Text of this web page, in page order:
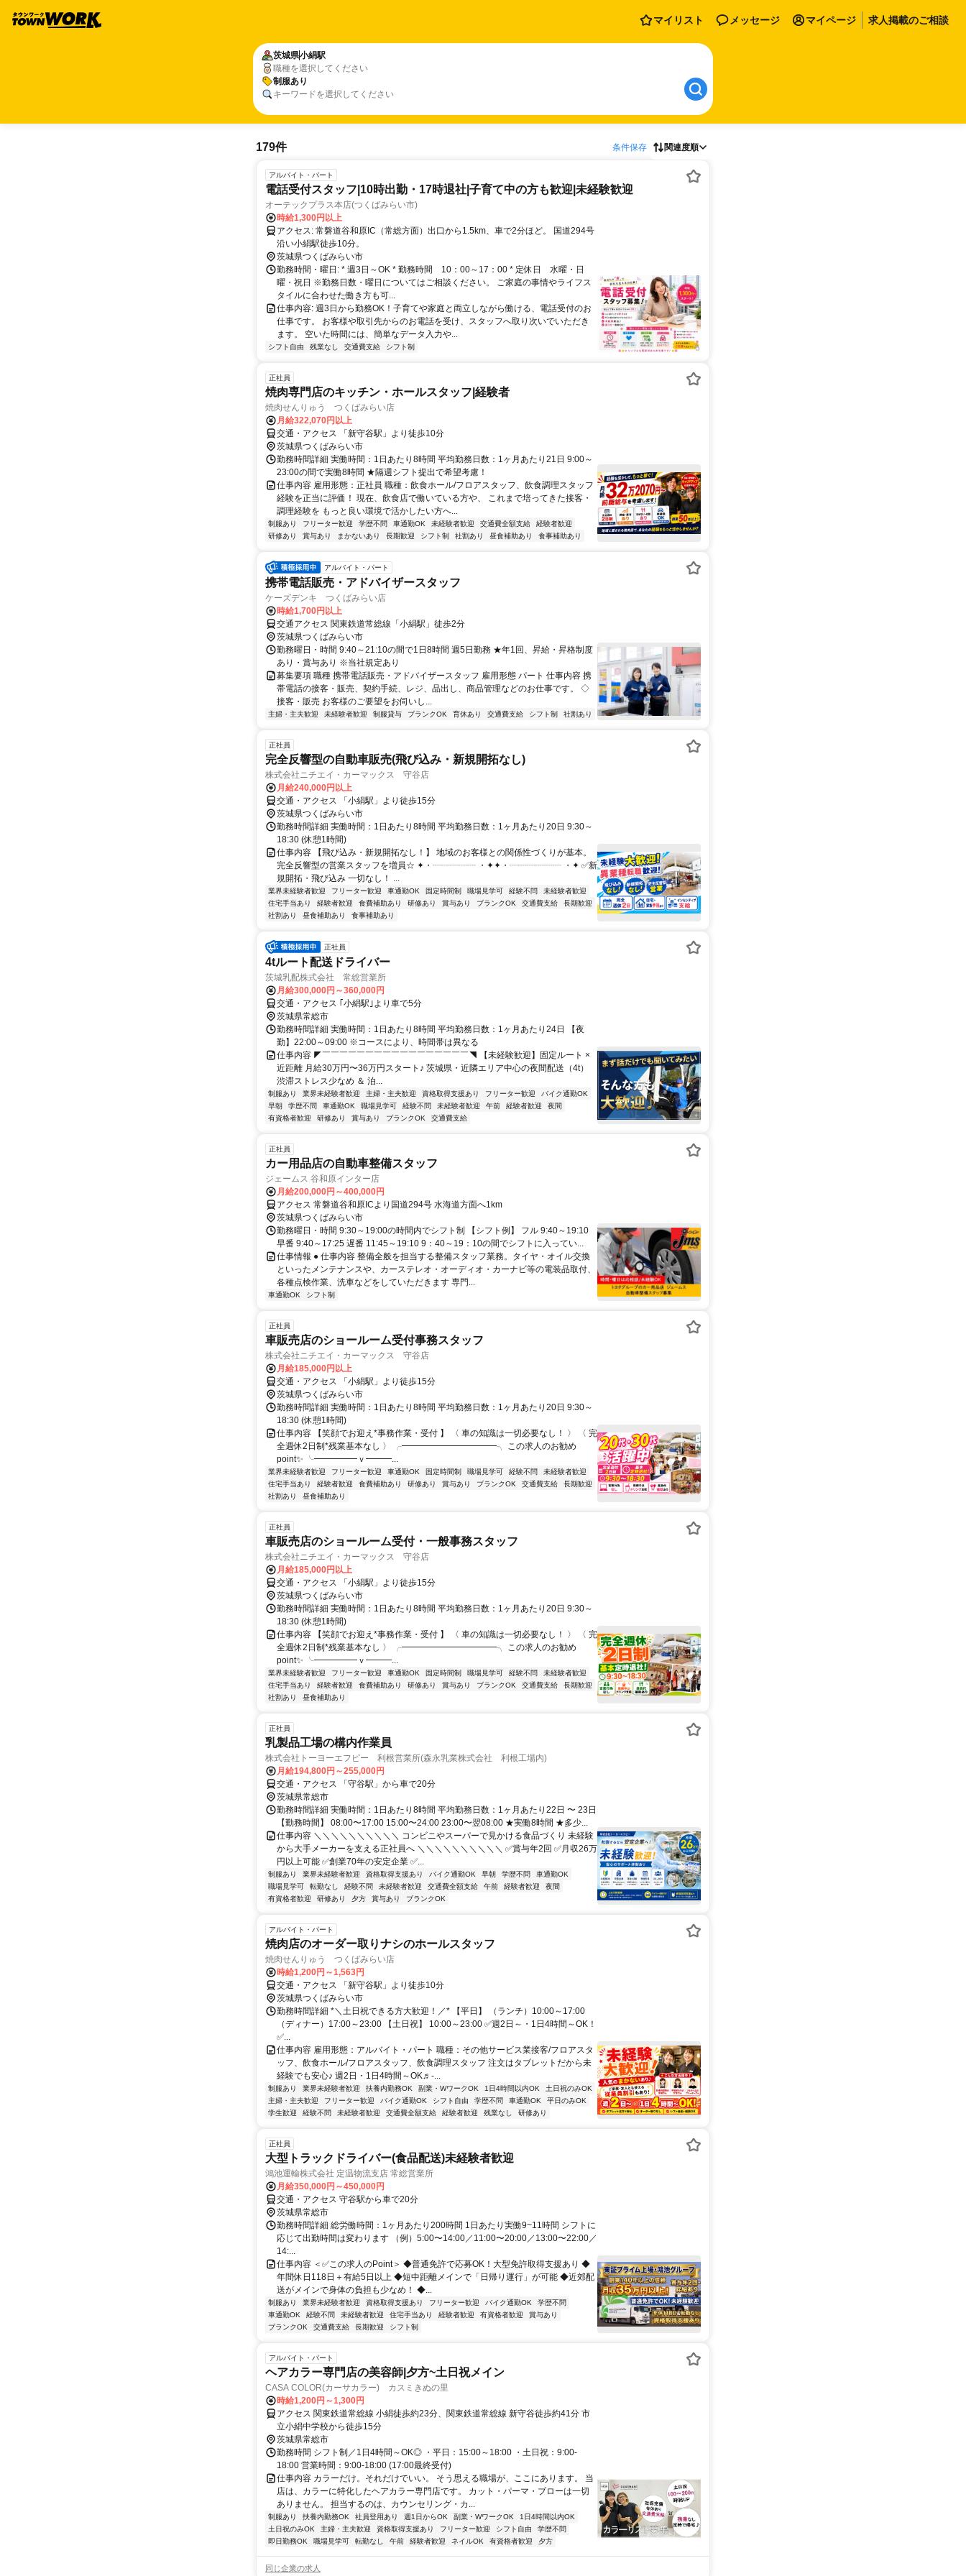
マイリスト メッセージ マイページ 求人掲載のご相談
茨城県小絹駅
職種を選択してください
制服あり
キーワードを選択してください
179件 条件保存 関連度順
アルバイト・パート
電話受付スタッフ|10時出勤・17時退社|子育て中の方も歓迎|未経験歓迎
オーテックプラス本店(つくばみらい市)
時給1,300円以上
アクセス: 常磐道谷和原IC（常総方面）出口から1.5km、車で2分ほど。 国道294号
沿い小絹駅徒歩10分。
茨城県つくばみらい市
勤務時間・曜日: * 週3日～OK * 勤務時間 10：00～17：00 * 定休日 水曜・日
曜・祝日 ※勤務日数・曜日についてはご相談ください。 ご家庭の事情やライフス
タイルに合わせた働き方も可...
仕事内容: 週3日から勤務OK！子育てや家庭と両立しながら働ける、電話受付のお
仕事です。 お客様や取引先からのお電話を受け、スタッフへ取り次いでいただき
ます。 空いた時間には、簡単なデータ入力や...
シフト自由 残業なし 交通費支給 シフト制
正社員
焼肉専門店のキッチン・ホールスタッフ|経験者
焼肉せんりゅう つくばみらい店
月給322,070円以上
交通・アクセス 「新守谷駅」より徒歩10分
茨城県つくばみらい市
勤務時間詳細 実働時間：1日あたり8時間 平均勤務日数：1ヶ月あたり21日 9:00～
23:00の間で実働8時間 ★隔週シフト提出で希望考慮！
仕事内容 雇用形態：正社員 職種：飲食ホール/フロアスタッフ、飲食調理スタッフ
経験を正当に評価！ 現在、飲食店で働いている方や、 これまで培ってきた接客・
調理経験を もっと良い環境で活かしたい方へ...
制服あり フリーター歓迎 学歴不問 車通勤OK 未経験者歓迎 交通費全額支給
経験者歓迎
研修あり
賞与あり まかないあり 長期歓迎 シフト制 社割あり 昼食補助あり 食事補助あり
アルバイト・パート
携帯電話販売・アドバイザースタッフ
ケーズデンキ つくばみらい店
時給1,700円以上
交通アクセス 関東鉄道常総線「小絹駅」徒歩2分
茨城県つくばみらい市
勤務曜日・時間 9:40～21:10の間で1日8時間 週5日勤務 ★年1回、昇給・昇格制度
あり・賞与あり ※当社規定あり
募集要項 職種 携帯電話販売・アドバイザースタッフ 雇用形態 パート 仕事内容 携
帯電話の接客・販売、契約手続、レジ、品出し、商品管理などのお仕事です。 ◇
接客・販売 お客様のご要望をお伺いし...
主婦・主夫歓迎 未経験者歓迎 制服貸与 ブランクOK 育休あり 交通費支給 シフト制 社割あり
正社員
完全反響型の自動車販売(飛び込み・新規開拓なし)
株式会社ニチエイ・カーマックス 守谷店
月給240,000円以上
交通・アクセス 「小絹駅」より徒歩15分
茨城県つくばみらい市
勤務時間詳細 実働時間：1日あたり8時間 平均勤務日数：1ヶ月あたり20日 9:30～
18:30 (休憩1時間)
仕事内容 【飛び込み・新規開拓なし！】 地域のお客様との関係性づくりが基本。
完全反響型の営業スタッフを増員☆ ✦・┈┈┈┈┈ ・✦✦・┈┈┈┈┈┈ ・✦ ✅新
規開拓・飛び込み 一切なし！ ...
業界未経験者歓迎 フリーター歓迎 車通勤OK 固定時間制 職場見学可 経験不問
未経験者歓迎
住宅手当あり
経験者歓迎 食費補助あり 研修あり 賞与あり ブランクOK 交通費支給
長期歓迎
社割あり
昼食補助あり 食事補助あり
正社員
4tルート配送ドライバー
茨城乳配株式会社 常総営業所
月給300,000円～360,000円
交通・アクセス ｢小絹駅｣より車で5分
茨城県常総市
勤務時間詳細 実働時間：1日あたり8時間 平均勤務日数：1ヶ月あたり24日 【夜
勤】22:00～09:00 ※コースにより、時間帯は異なる
仕事内容 ◤￣￣￣￣￣￣￣￣￣￣￣￣￣￣￣￣￣◥ 【未経験歓迎】固定ルート ×
近距離 月給30万円〜36万円スタート♪ 茨城県・近隣エリア中心の夜間配送（4t）
渋滞ストレス少なめ ＆ 泊...
制服あり 業界未経験者歓迎 主婦・主夫歓迎 資格取得支援あり フリーター歓迎
バイク通勤OK
早朝
学歴不問 車通勤OK 職場見学可 経験不問 未経験者歓迎 午前 経験者歓迎
夜間
有資格者歓迎
研修あり 賞与あり ブランクOK 交通費支給
正社員
カー用品店の自動車整備スタッフ
ジェームス 谷和原インター店
月給200,000円～400,000円
アクセス 常磐道谷和原ICより国道294号 水海道方面へ1km
茨城県つくばみらい市
勤務曜日・時間 9:30～19:00の時間内でシフト制 【シフト例】 フル 9:40～19:10
早番 9:40～17:25 遅番 11:45～19:10 9：40～19：10の間でシフトに入ってい...
仕事情報 ● 仕事内容 整備全般を担当する整備スタッフ業務。タイヤ・オイル交換
といったメンテナンスや、カーステレオ・オーディオ・カーナビ等の電装品取付、
各種点検作業、洗車などをしていただきます 専門...
車通勤OK シフト制
正社員
車販売店のショールーム受付事務スタッフ
株式会社ニチエイ・カーマックス 守谷店
月給185,000円以上
交通・アクセス 「小絹駅」より徒歩15分
茨城県つくばみらい市
勤務時間詳細 実働時間：1日あたり8時間 平均勤務日数：1ヶ月あたり20日 9:30～
18:30 (休憩1時間)
仕事内容 【笑顔でお迎え*事務作業・受付 】 〈 車の知識は一切必要なし！ 〉 〈 完
全週休2日制*残業基本なし 〉 ╭━━━━━━━━━━━╮ この求人のお勧め
point✨ ╰━━━━━ｖ━━━...
業界未経験者歓迎 フリーター歓迎 車通勤OK 固定時間制 職場見学可 経験不問
未経験者歓迎
住宅手当あり
経験者歓迎 食費補助あり 研修あり 賞与あり ブランクOK 交通費支給
長期歓迎
社割あり
昼食補助あり
正社員
車販売店のショールーム受付・一般事務スタッフ
株式会社ニチエイ・カーマックス 守谷店
月給185,000円以上
交通・アクセス 「小絹駅」より徒歩15分
茨城県つくばみらい市
勤務時間詳細 実働時間：1日あたり8時間 平均勤務日数：1ヶ月あたり20日 9:30～
18:30 (休憩1時間)
仕事内容 【笑顔でお迎え*事務作業・受付 】 〈 車の知識は一切必要なし！ 〉 〈 完
全週休2日制*残業基本なし 〉 ╭━━━━━━━━━━━╮ この求人のお勧め
point✨ ╰━━━━━ｖ━━━...
業界未経験者歓迎 フリーター歓迎 車通勤OK 固定時間制 職場見学可 経験不問
未経験者歓迎
住宅手当あり
経験者歓迎 食費補助あり 研修あり 賞与あり ブランクOK 交通費支給
長期歓迎
社割あり
昼食補助あり
正社員
乳製品工場の構内作業員
株式会社トーヨーエフピー 利根営業所(森永乳業株式会社 利根工場内)
月給194,800円～255,000円
交通・アクセス 「守谷駅」から車で20分
茨城県常総市
勤務時間詳細 実働時間：1日あたり8時間 平均勤務日数：1ヶ月あたり22日 〜 23日
【勤務時間】 08:00〜17:00 15:00〜24:00 23:00〜翌08:00 ★実働8時間 ★多少...
仕事内容 ＼＼＼＼＼＼＼＼＼＼ コンビニやスーパーで見かける食品づくり 未経験
から大手メーカーを支える正社員へ ＼＼＼＼＼＼＼＼＼＼ ✅賞与年2回 ✅月収26万
円以上可能 ✅創業70年の安定企業 ✅...
制服あり 業界未経験者歓迎 資格取得支援あり バイク通勤OK 早朝 学歴不問
車通勤OK
職場見学可
転勤なし 経験不問 未経験者歓迎 交通費全額支給 午前 経験者歓迎
夜間
有資格者歓迎
研修あり 夕方 賞与あり ブランクOK
アルバイト・パート
焼肉店のオーダー取りナシのホールスタッフ
焼肉せんりゅう つくばみらい店
時給1,200円～1,563円
交通・アクセス 「新守谷駅」より徒歩10分
茨城県つくばみらい市
勤務時間詳細 *＼土日祝できる方大歓迎！／* 【平日】 （ランチ）10:00～17:00
（ディナー）17:00～23:00 【土日祝】 10:00～23:00 ✅週2日～・1日4時間～OK！
✅...
仕事内容 雇用形態：アルバイト・パート 職種：その他サービス業接客/フロアスタ
ッフ、飲食ホール/フロアスタッフ、飲食調理スタッフ 注文はタブレットだから未
経験でも安心♪ 週2日・1日4時間～OK♬-...
制服あり 業界未経験者歓迎 扶養内勤務OK 副業・WワークOK 1日4時間以内OK
土日祝のみOK
主婦・主夫歓迎
フリーター歓迎 バイク通勤OK シフト自由 学歴不問 車通勤OK
平日のみOK
学生歓迎
経験不問 未経験者歓迎 交通費全額支給 経験者歓迎 残業なし 研修あり
正社員
大型トラックドライバー(食品配送)未経験者歓迎
鴻池運輸株式会社 定温物流支店 常総営業所
月給350,000円～450,000円
交通・アクセス 守谷駅から車で20分
茨城県常総市
勤務時間詳細 総労働時間：1ヶ月あたり200時間 1日あたり実働9~11時間 シフトに
応じて出勤時間は変わります （例）5:00〜14:00／11:00〜20:00／13:00〜22:00／
14:...
仕事内容 ＜✅この求人のPoint＞ ◆普通免許で応募OK！大型免許取得支援あり ◆
年間休日118日＋有給5日以上 ◆短中距離メインで「日帰り運行」が可能 ◆近郊配
送がメインで身体の負担も少なめ！ ◆...
制服あり 業界未経験者歓迎 資格取得支援あり フリーター歓迎 バイク通勤OK
学歴不問
車通勤OK
経験不問 未経験者歓迎 住宅手当あり 経験者歓迎 有資格者歓迎
賞与あり
ブランクOK
交通費支給 長期歓迎 シフト制
アルバイト・パート
ヘアカラー専門店の美容師|夕方~土日祝メイン
CASA COLOR(カーサカラー) カスミきぬの里
時給1,200円～1,300円
アクセス 関東鉄道常総線 小絹徒歩約23分、関東鉄道常総線 新守谷徒歩約41分 市
立小絹中学校から徒歩15分
茨城県常総市
勤務時間 シフト制／1日4時間～OK◎ ・平日：15:00～18:00 ・土日祝：9:00-
18:00 営業時間：9:00-18:00 (17:00最終受付)
仕事内容 カラーだけ。それだけでいい。 そう思える職場が、ここにあります。 当
店は、カラーに特化したヘアカラー専門店です。 カット・パーマ・ブローは一切
ありません。 担当するのは、カウンセリング・カ...
制服あり 扶養内勤務OK 社員登用あり 週1日からOK 副業・WワークOK
1日4時間以内OK
土日祝のみOK
主婦・主夫歓迎 資格取得支援あり フリーター歓迎 シフト自由
学歴不問
即日勤務OK
職場見学可 転勤なし 午前 経験者歓迎 ネイルOK 有資格者歓迎 夕方
同じ企業の求人